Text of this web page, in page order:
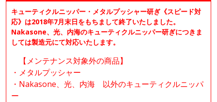
キューティクルニッパー・メタルプッシャー研ぎ《スピード対
応》は2018年7月末日をもちまして終了いたしました。
Nakasone、光、内海のキューティクルニッパー研ぎにつきま
しては製造元にて対応いたします。
【メンテナンス対象外の商品】
・メタルプッシャー
・Nakasone、光、内海 以外のキューティクルニッパ
ー